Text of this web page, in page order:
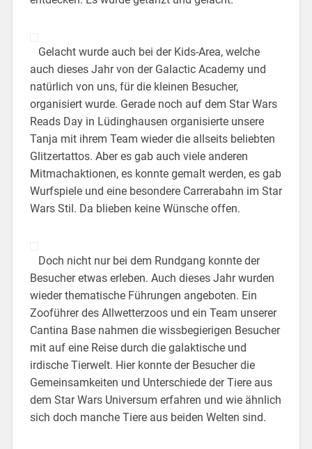
Gelacht wurde auch bei der Kids-Area, welche
auch dieses Jahr von der Galactic Academy und
natürlich von uns, für die kleinen Besucher,
organisiert wurde. Gerade noch auf dem Star Wars
Reads Day in Lüdinghausen organisierte unsere
Tanja mit ihrem Team wieder die allseits beliebten
Glitzertattos. Aber es gab auch viele anderen
Mitmachaktionen, es konnte gemalt werden, es gab
Wurfspiele und eine besondere Carrerabahn im Star
Wars Stil. Da blieben keine Wünsche offen.
Doch nicht nur bei dem Rundgang konnte der
Besucher etwas erleben. Auch dieses Jahr wurden
wieder thematische Führungen angeboten. Ein
Zooführer des Allwetterzoos und ein Team unserer
Cantina Base nahmen die wissbegierigen Besucher
mit auf eine Reise durch die galaktische und
irdische Tierwelt. Hier konnte der Besucher die
Gemeinsamkeiten und Unterschiede der Tiere aus
dem Star Wars Universum erfahren und wie ähnlich
sich doch manche Tiere aus beiden Welten sind.